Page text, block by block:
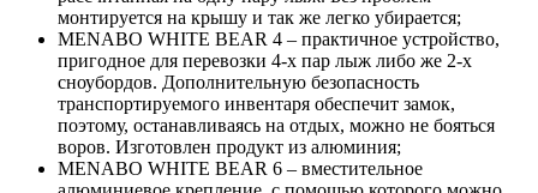
монтируется на крышу и так же легко убирается;
MENABO WHITE BEAR 4 – практичное устройство,
пригодное для перевозки 4-х пар лыж либо же 2-х
сноубордов. Дополнительную безопасность
транспортируемого инвентаря обеспечит замок,
поэтому, останавливаясь на отдых, можно не бояться
воров. Изготовлен продукт из алюминия;
MENABO WHITE BEAR 6 – вместительное